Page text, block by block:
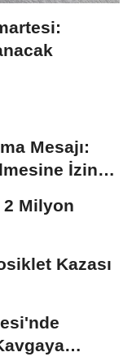
Mesajı:
İzin
Milyon
Kazası